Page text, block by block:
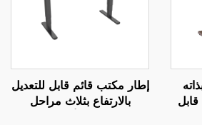
إطار مكتب قائم قابل للتعديل
بالارتفاع بثلاث مراحل